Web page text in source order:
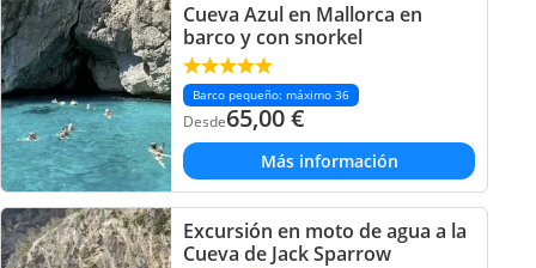
Cueva Azul en Mallorca en
barco y con snorkel
Barco pequeño: máximo 36
Desde65,00€
Más información
Excursión en moto de agua a la
Cueva de Jack Sparrow